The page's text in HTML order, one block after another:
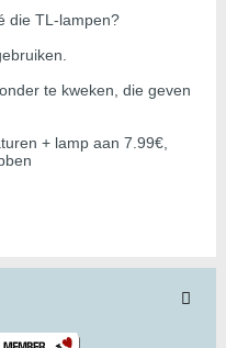
die TL-lampen?
te kweken, die geven
+ lamp aan 7.99€,